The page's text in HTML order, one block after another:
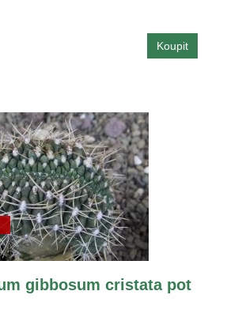
gibbosum cristata pot